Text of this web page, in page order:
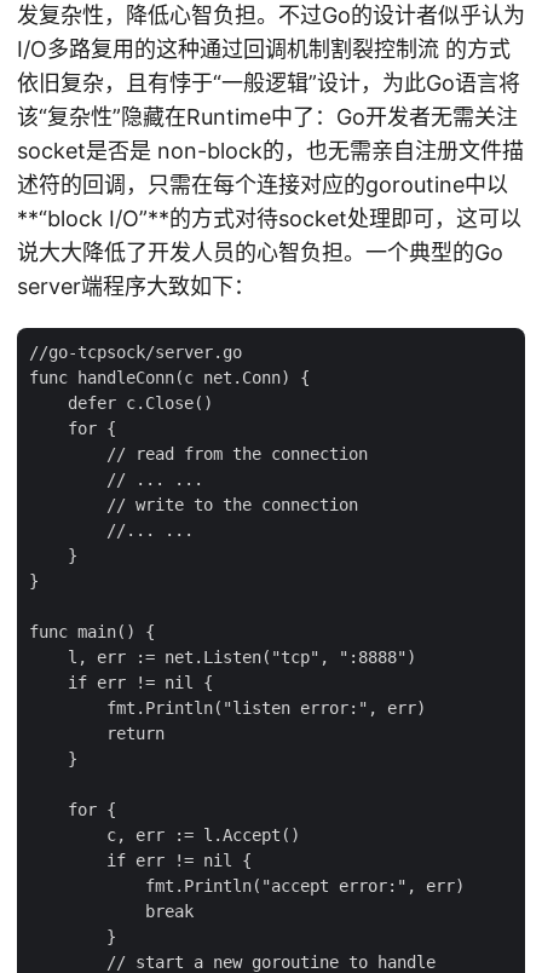
发复杂性，降低心智负担。不过Go的设计者似乎认为
I/O多路复用的这种通过回调机制割裂控制流 的方式
依旧复杂，且有悖于“一般逻辑”设计，为此Go语言将
该“复杂性”隐藏在Runtime中了：Go开发者无需关注
socket是否是 non-block的，也无需亲自注册文件描
述符的回调，只需在每个连接对应的goroutine中以
**“block I/O”**的方式对待socket处理即可，这可以
说大大降低了开发人员的心智负担。一个典型的Go
server端程序大致如下：
//go-tcpsock/server.go
func handleConn(c net.Conn) {
    defer c.Close()
    for {
        // read from the connection
        // ... ...
        // write to the connection
        //... ...
    }
}
func main() {
    l, err := net.Listen("tcp", ":8888")
    if err != nil {
        fmt.Println("listen error:", err)
        return
    }
    for {
        c, err := l.Accept()
        if err != nil {
            fmt.Println("accept error:", err)
            break
        }
        // start a new goroutine to handle